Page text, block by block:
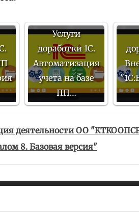
Услуги
доработки 1С.
Автоматизация
учета на базе
ПП…
деятельности ОО
8. Базовая версия"